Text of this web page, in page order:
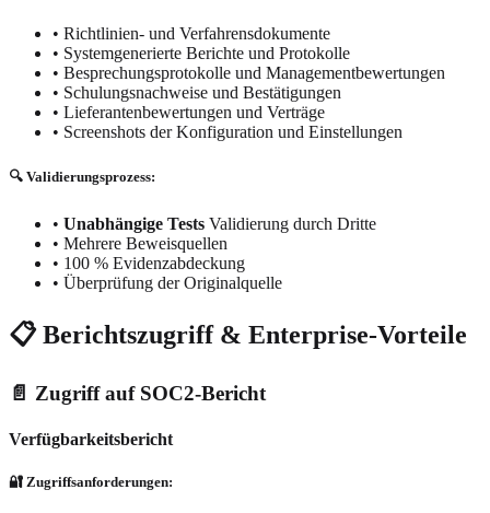
• Richtlinien- und Verfahrensdokumente
• Systemgenerierte Berichte und Protokolle
• Besprechungsprotokolle und Managementbewertungen
• Schulungsnachweise und Bestätigungen
• Lieferantenbewertungen und Verträge
• Screenshots der Konfiguration und Einstellungen
🔍 Validierungsprozess:
• Unabhängige Tests Validierung durch Dritte
• Mehrere Beweisquellen
• 100 % Evidenzabdeckung
• Überprüfung der Originalquelle
📋 Berichtszugriff & Enterprise-Vorteile
📄 Zugriff auf SOC2-Bericht
Verfügbarkeitsbericht
🔐 Zugriffsanforderungen: